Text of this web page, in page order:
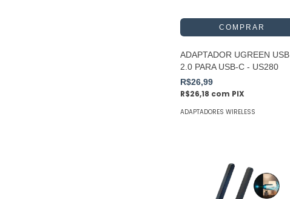
ADAPTADOR UGREEN USB
2.0 PARA USB-C - US280
R$26,99
R$26,18 com PIX
ADAPTADORES WIRELESS